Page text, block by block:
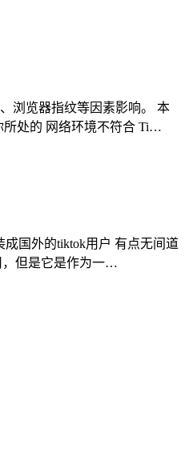
浏览器指纹等因素影响。 本
所处的 网络环境不符合 Ti…
国外的tiktok用户 有点无间道
，但是它是作为一…